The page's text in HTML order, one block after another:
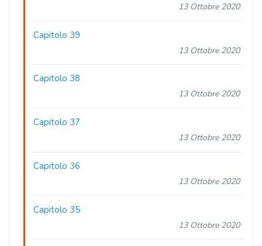
13 Ottobre 2020
Capitolo 39
13 Ottobre 2020
Capitolo 38
13 Ottobre 2020
Capitolo 37
13 Ottobre 2020
Capitolo 36
13 Ottobre 2020
Capitolo 35
13 Ottobre 2020